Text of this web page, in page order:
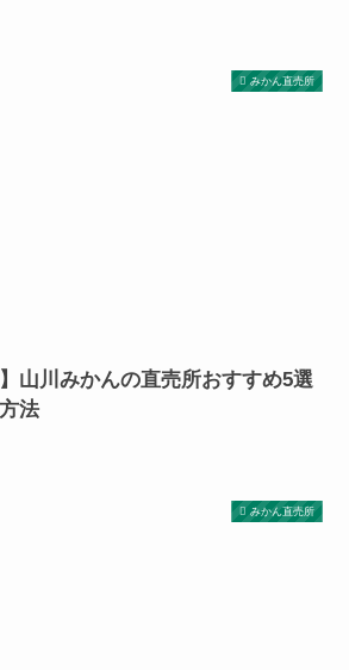
みかん直売所
山川みかんの直売所おすすめ5選
法
みかん直売所